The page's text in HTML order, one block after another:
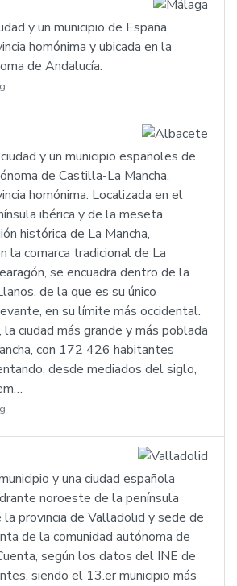
y un municipio de España,
homónima y ubicada en la
de Andalucía.
y un municipio españoles de
de Castilla-La Mancha,
homónima. Localizada en el
ibérica y de la meseta
histórica de La Mancha,
la comarca tradicional de La
se encuadra dentro de la
de la que es su único
en su límite más occidental.
ciudad más grande y más poblada
con 172 426 habitantes
desde mediados del siglo,
y una ciudad española
noroeste de la península
la provincia de Valladolid y sede de
de la comunidad autónoma de
según los datos del INE de
siendo el 13.er municipio más